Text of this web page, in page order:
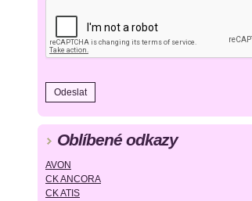
Oblíbené odkazy
AVON
CK ANCORA
CK ATIS